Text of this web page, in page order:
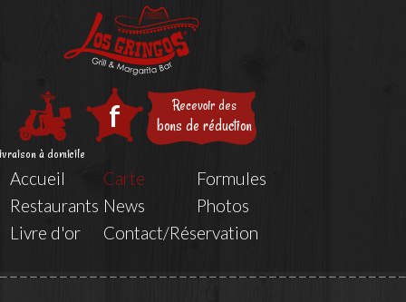
à domicile
f Recevoir des
bons de réduction
Accueil Carte
Formules
Restaurants News
Photos
Livre d'or
Contact/Réservation